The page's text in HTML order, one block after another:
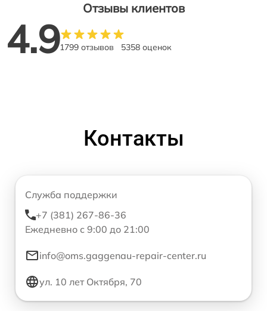
Отзывы клиентов
4.91799 отзывов 5358 оценок
Контакты
Служба поддержки
+7 (381) 267-86-36
Ежедневно с 9:00 до 21:00
info@oms.gaggenau-repair-center.ru
ул. 10 лет Октября, 70